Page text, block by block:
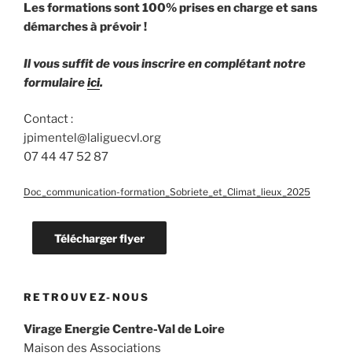
Les formations sont 100% prises en charge et sans
démarches à prévoir !
Il vous suffit de vous inscrire en complétant notre
formulaireici.
Contact :
jpimentel@laliguecvl.org
07 44 47 52 87
Doc_communication-formation_Sobriete_et_Climat_lieux_2025
Télécharger flyer
RETROUVEZ-NOUS
Virage Energie Centre-Val de Loire
Maison des Associations